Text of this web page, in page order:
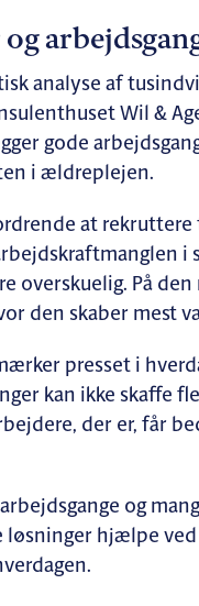
analyse af
Wil &
gode
i ældreplejen.
at
i
overskuelig. På
den skaber mest
presset i
kan ikke skaffe
der er, får
og
hjælpe